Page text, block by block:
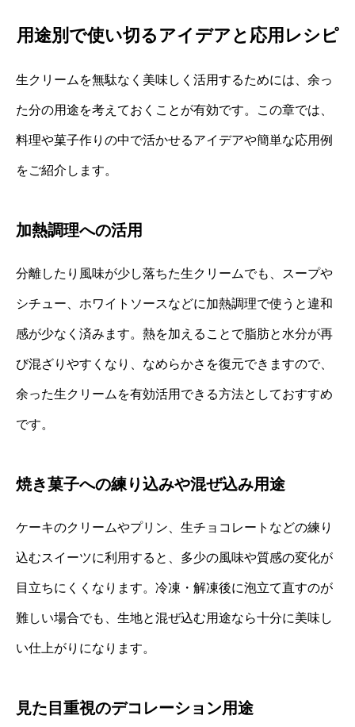
用途別で使い切るアイデアと応用レシピ
生クリームを無駄なく美味しく活用するためには、余っ
た分の用途を考えておくことが有効です。この章では、
料理や菓子作りの中で活かせるアイデアや簡単な応用例
をご紹介します。
加熱調理への活用
分離したり風味が少し落ちた生クリームでも、スープや
シチュー、ホワイトソースなどに加熱調理で使うと違和
感が少なく済みます。熱を加えることで脂肪と水分が再
び混ざりやすくなり、なめらかさを復元できますので、
余った生クリームを有効活用できる方法としておすすめ
です。
焼き菓子への練り込みや混ぜ込み用途
ケーキのクリームやプリン、生チョコレートなどの練り
込むスイーツに利用すると、多少の風味や質感の変化が
目立ちにくくなります。冷凍・解凍後に泡立て直すのが
難しい場合でも、生地と混ぜ込む用途なら十分に美味し
い仕上がりになります。
見た目重視のデコレーション用途